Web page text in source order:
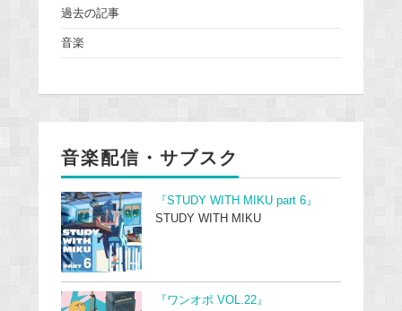
過去の記事
音楽
音楽配信・サブスク
『STUDY WITH MIKU part 6』
STUDY WITH MIKU
『ワンオポ VOL.22』